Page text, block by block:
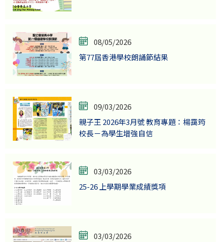
08/05/2026
第77屆香港學校朗誦節結果
09/03/2026
親子王 2026年3月號 教育專題：楊靄筠
校長－為學生增強自信
03/03/2026
25-26 上學期學業成績獎項
03/03/2026